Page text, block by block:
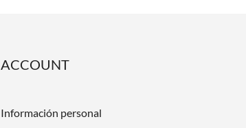
ACCOUNT
Información personal